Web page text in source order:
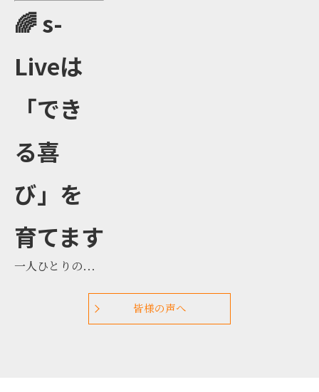
うになる塾
🌈 s-
Liveは
「でき
る喜
び」を
育てます
一人ひとりの目
を大切に育てま
皆様の声へ